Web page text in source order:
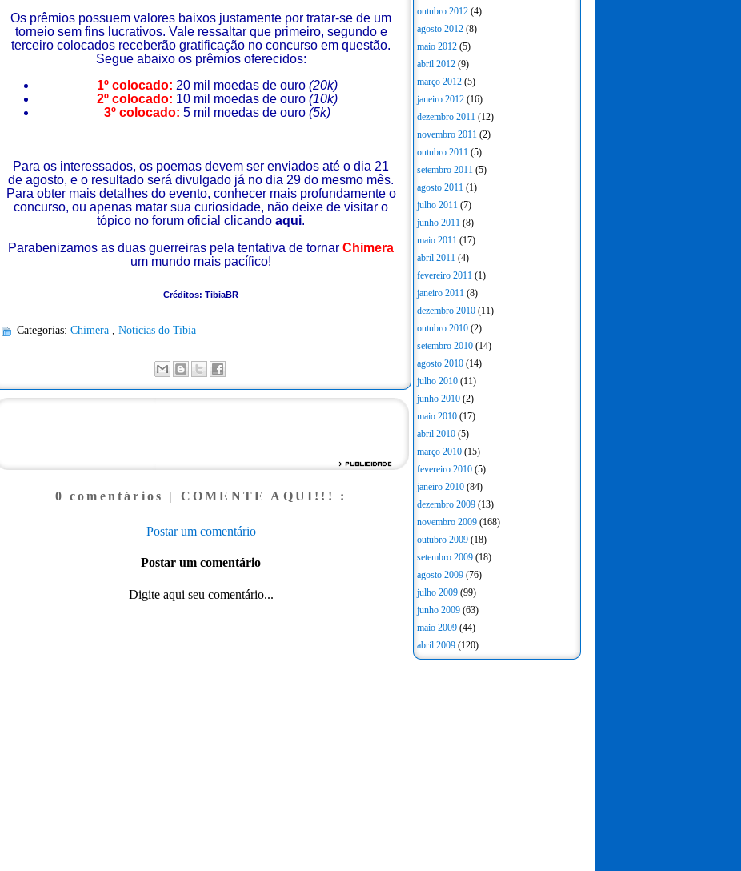
Os prêmios possuem valores baixos justamente por tratar-se de um
torneio sem fins lucrativos. Vale ressaltar que primeiro, segundo e
terceiro colocados receberão gratificação no concurso em questão.
Segue abaixo os prêmios oferecidos:
1º colocado: 20 mil moedas de ouro(20k)
2º colocado: 10 mil moedas de ouro(10k)
3º colocado: 5 mil moedas de ouro(5k)
Para os interessados, os poemas devem ser enviados até o dia 21
de agosto, e o resultado será divulgado já no dia 29 do mesmo mês.
Para obter mais detalhes do evento, conhecer mais profundamente o
concurso, ou apenas matar sua curiosidade, não deixe de visitar o
tópico no forum oficial clicando aqui.
Parabenizamos as duas guerreiras pela tentativa de tornar Chimera
um mundo mais pacífico!
Créditos: TibiaBR
Categorias: Chimera Noticias do Tibia
0 comentários | COMENTE AQUI!!! :
Postar um comentário
Postar um comentário
Digite aqui seu comentário...
outubro 2012 (4)
agosto 2012 (8)
maio 2012 (5)
abril 2012 (9)
março 2012 (5)
janeiro 2012 (16)
dezembro 2011 (12)
novembro 2011 (2)
outubro 2011 (5)
setembro 2011 (5)
agosto 2011 (1)
julho 2011 (7)
junho 2011 (8)
maio 2011 (17)
abril 2011 (4)
fevereiro 2011 (1)
janeiro 2011 (8)
dezembro 2010 (11)
outubro 2010 (2)
setembro 2010 (14)
agosto 2010 (14)
julho 2010 (11)
junho 2010 (2)
maio 2010 (17)
abril 2010 (5)
março 2010 (15)
fevereiro 2010 (5)
janeiro 2010 (84)
dezembro 2009 (13)
novembro 2009 (168)
outubro 2009 (18)
setembro 2009 (18)
agosto 2009 (76)
julho 2009 (99)
junho 2009 (63)
maio 2009 (44)
abril 2009 (120)